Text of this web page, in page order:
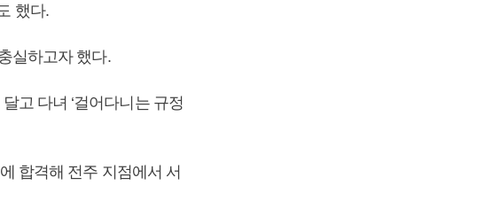
했다.
실하고자 했다.
고 다녀 ‘걸어다니는 규정
합격해 전주 지점에서 서